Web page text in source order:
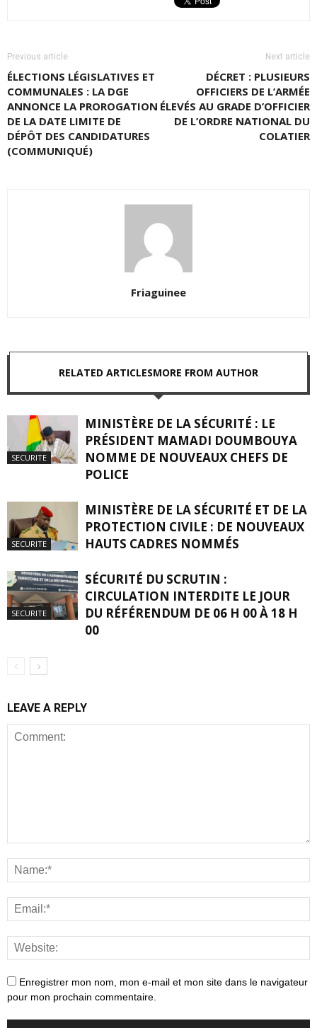
Previous article
ÉLECTIONS LÉGISLATIVES ET
COMMUNALES : LA DGE
ANNONCE LA PROROGATION
DE LA DATE LIMITE DE
DÉPÔT DES CANDIDATURES
(COMMUNIQUÉ)
Next article
DÉCRET : PLUSIEURS
OFFICIERS DE L’ARMÉE
ÉLEVÉS AU GRADE D’OFFICIER
DE L’ORDRE NATIONAL DU
COLATIER
Friaguinee
RELATED ARTICLESMORE FROM AUTHOR
SECURITE
MINISTÈRE DE LA SÉCURITÉ : LE
PRÉSIDENT MAMADI DOUMBOUYA
NOMME DE NOUVEAUX CHEFS DE
POLICE
SECURITE
MINISTÈRE DE LA SÉCURITÉ ET DE LA
PROTECTION CIVILE : DE NOUVEAUX
HAUTS CADRES NOMMÉS
SECURITE
SÉCURITÉ DU SCRUTIN :
CIRCULATION INTERDITE LE JOUR
DU RÉFÉRENDUM DE 06 H 00 À 18 H
00
LEAVE A REPLY
Enregistrer mon nom, mon e-mail et mon site dans le navigateur
pour mon prochain commentaire.